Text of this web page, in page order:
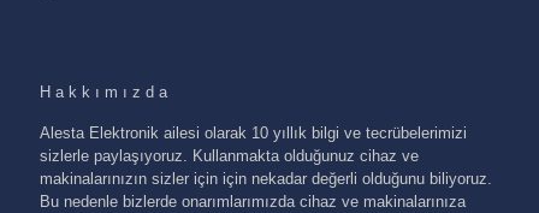
Hakkımızda
Alesta Elektronik ailesi olarak 10 yıllık bilgi ve tecrübelerimizi
sizlerle paylaşıyoruz. Kullanmakta olduğunuz cihaz ve
makinalarınızın sizler için için nekadar değerli olduğunu biliyoruz.
Bu nedenle bizlerde onarımlarımızda cihaz ve makinalarınıza